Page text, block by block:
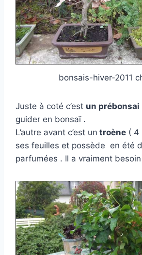
bonsais-hiver-2011
Juste à coté c’est un prébonsai
guider en bonsaï .
L’autre avant c’est un troène ( 4
ses feuilles et possède en été
parfumées . Il a vraiment besoin